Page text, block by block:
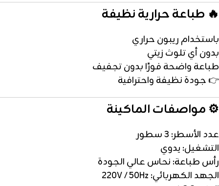
🔥 طباعة حرارية نظيفة
باستخدام ريبون حراري
بدون أي تلوث زيتي
طباعة واضحة فورًا بدون تجفيف
👉 جودة نظيفة واحترافية
⚙️ مواصفات الماكينة
عدد الأسطر: 3 سطور
التشغيل: يدوي
رأس طباعة: نحاس عالي الجودة
الجهد الكهربائي: 220V / 50Hz